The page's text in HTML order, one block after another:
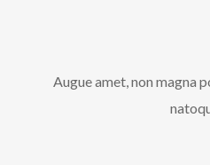
Augue amet, non magna